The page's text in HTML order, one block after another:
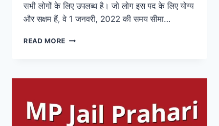
सभी लोगों के लिए उपलब्ध है। जो लोग इस पद के लिए योग्य
और सक्षम हैं, वे 1 जनवरी, 2022 की समय सीमा…
READ MORE MP
TEST
2023,
मध्यप्रदेश